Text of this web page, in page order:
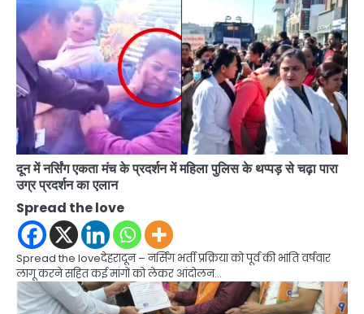
दून में नर्सिंग एकता मंच के प्रदर्शन में महिला पुलिस के थप्पड़ से चढ़ा पारा
उग्र प्रदर्शन का एलान
Spread the love
Spread the loveदेहरादून – नर्सिंग भर्ती प्रक्रिया को पूर्व की भांति वर्षवार
लागू करने सहित कई मांगों को लेकर आंदोलन…